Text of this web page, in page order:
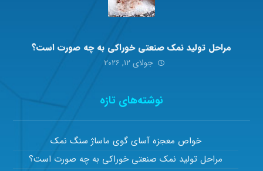
مراحل تولید نمک صنعتی خوراکی به چه صورت است؟
جولای ۱۲, ۲۰۲۶
نوشته‌های تازه
خواص معجزه آسای گوی ماساژ سنگ نمک
مراحل تولید نمک صنعتی خوراکی به چه صورت است؟